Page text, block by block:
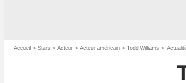
Accueil Stars Acteur Acteur américain Todd Williams